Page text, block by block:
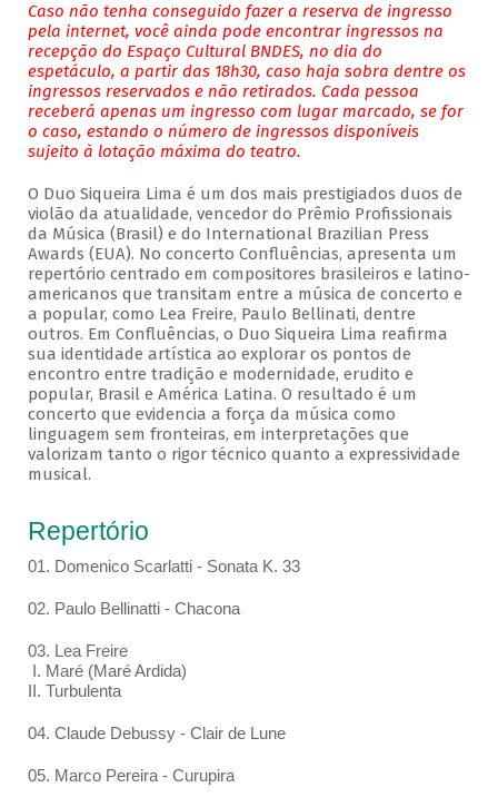
Caso não tenha conseguido fazer a reserva de ingresso
pela internet, você ainda pode encontrar ingressos na
recepção do Espaço Cultural BNDES, no dia do
espetáculo, a partir das 18h30, caso haja sobra dentre os
ingressos reservados e não retirados. Cada pessoa
receberá apenas um ingresso com lugar marcado, se for
o caso, estando o número de ingressos disponíveis
sujeito à lotação máxima do teatro.
O Duo Siqueira Lima é um dos mais prestigiados duos de
violão da atualidade, vencedor do Prêmio Profissionais
da Música (Brasil) e do International Brazilian Press
Awards (EUA). No concerto Confluências, apresenta um
repertório centrado em compositores brasileiros e latino-
americanos que transitam entre a música de concerto e
a popular, como Lea Freire, Paulo Bellinati, dentre
outros. Em Confluências, o Duo Siqueira Lima reafirma
sua identidade artística ao explorar os pontos de
encontro entre tradição e modernidade, erudito e
popular, Brasil e América Latina. O resultado é um
concerto que evidencia a força da música como
linguagem sem fronteiras, em interpretações que
valorizam tanto o rigor técnico quanto a expressividade
musical.
Repertório
01. Domenico Scarlatti - Sonata K. 33
02. Paulo Bellinatti - Chacona
03. Lea Freire
I. Maré (Maré Ardida)
II. Turbulenta
04. Claude Debussy - Clair de Lune
05. Marco Pereira - Curupira